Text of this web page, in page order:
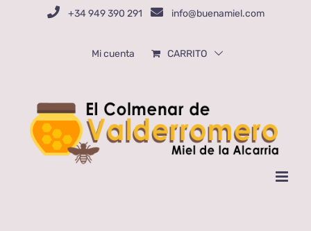
+34 949 390 291 info@buenamiel.com
Mi cuenta CARRITO